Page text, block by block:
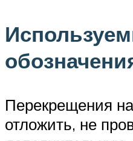
Перекрещения
отложить, не